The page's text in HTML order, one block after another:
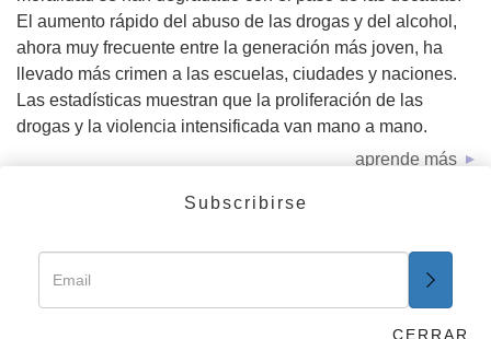
El aumento rápido del abuso de las drogas y del alcohol,
ahora muy frecuente entre la generación más joven, ha
llevado más crimen a las escuelas, ciudades y naciones.
Las estadísticas muestran que la proliferación de las
drogas y la violencia intensificada van mano a mano.
aprende más
Noticias
LA
Subscribirse
CERRAR